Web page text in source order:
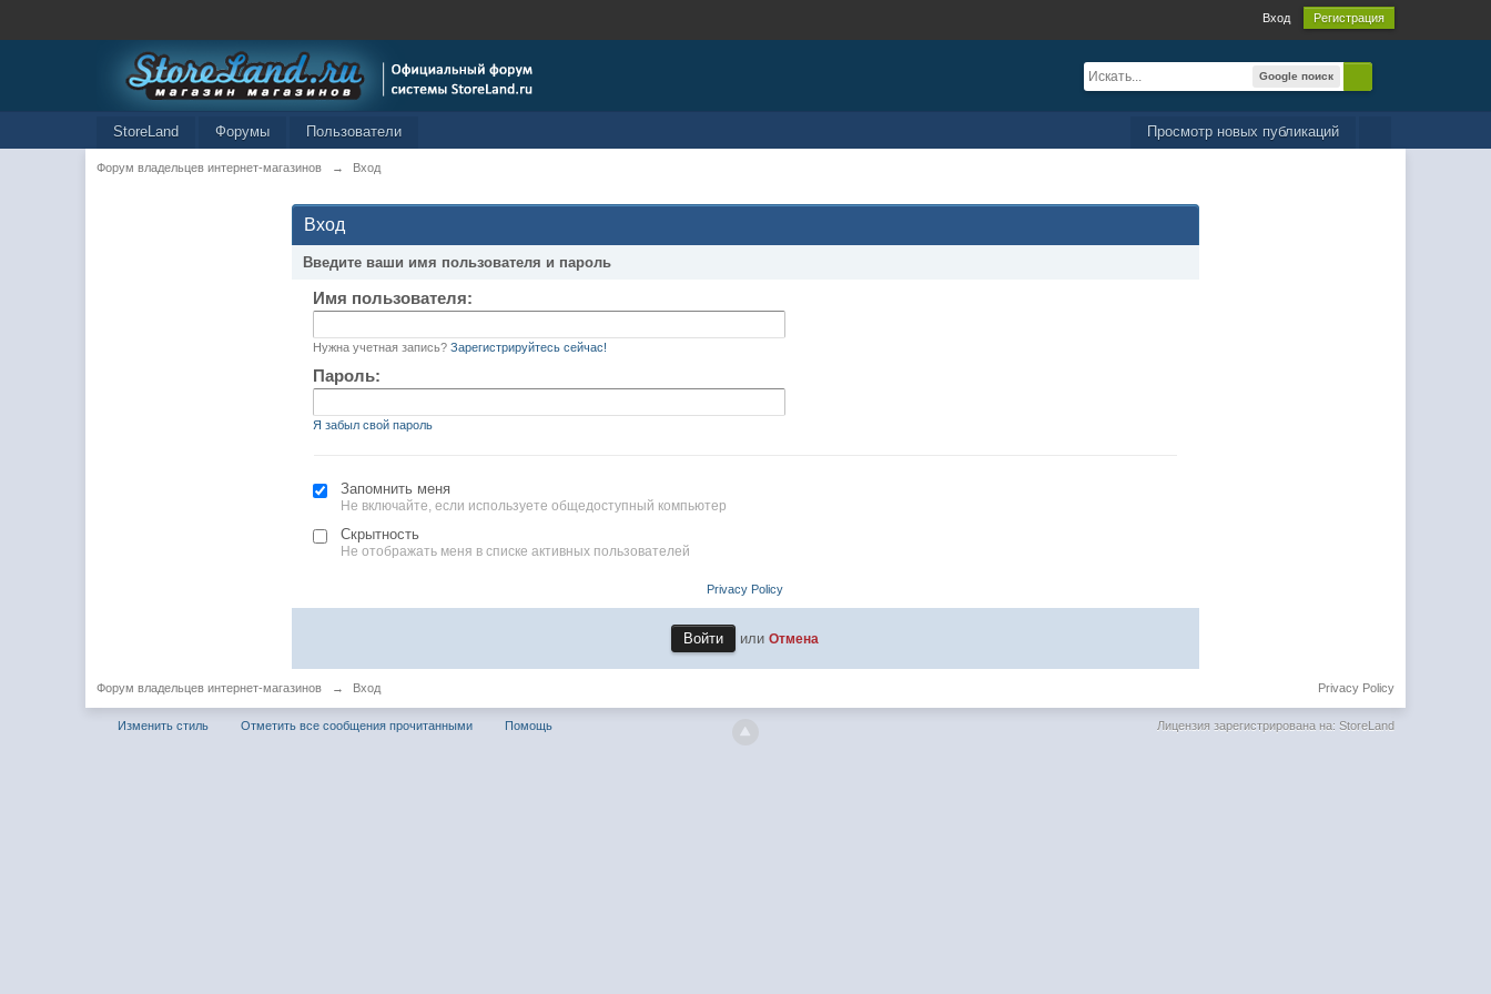
Вход Регистрация
Google поиск
Просмотр новых публикаций
StoreLand Форумы Пользователи
Форум владельцев интернет-магазинов → Вход
Вход
Введите ваши имя пользователя и пароль
Имя пользователя:
Нужна учетная запись? Зарегистрируйтесь сейчас!
Пароль:
Я забыл свой пароль
Запомнить меня
Не включайте, если используете общедоступный компьютер
Скрытность
Не отображать меня в списке активных пользователей
Privacy Policy
илиОтмена
Форум владельцев интернет-магазинов → Вход Privacy Policy
Изменить стиль Отметить все сообщения прочитанными Помощь Лицензия зарегистрирована на: StoreLand